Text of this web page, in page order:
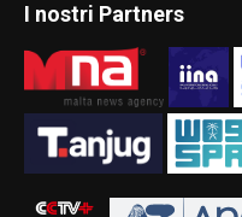
I nostri Partners